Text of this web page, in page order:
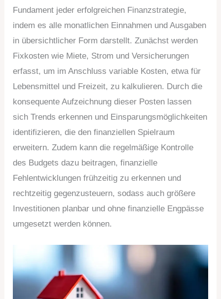
Fundament jeder erfolgreichen Finanzstrategie,
indem es alle monatlichen Einnahmen und Ausgaben
in übersichtlicher Form darstellt. Zunächst werden
Fixkosten wie Miete, Strom und Versicherungen
erfasst, um im Anschluss variable Kosten, etwa für
Lebensmittel und Freizeit, zu kalkulieren. Durch die
konsequente Aufzeichnung dieser Posten lassen
sich Trends erkennen und Einsparungsmöglichkeiten
identifizieren, die den finanziellen Spielraum
erweitern. Zudem kann die regelmäßige Kontrolle
des Budgets dazu beitragen, finanzielle
Fehlentwicklungen frühzeitig zu erkennen und
rechtzeitig gegenzusteuern, sodass auch größere
Investitionen planbar und ohne finanzielle Engpässe
umgesetzt werden können.